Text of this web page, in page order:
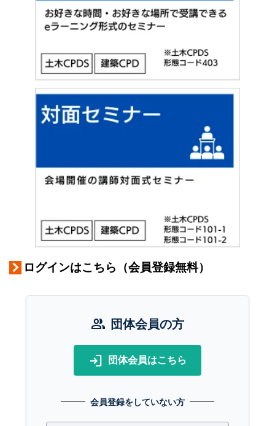
ログインはこちら（会員登録無料）
group 団体会員の方
login 団体会員はこちら
会員登録をしていない方